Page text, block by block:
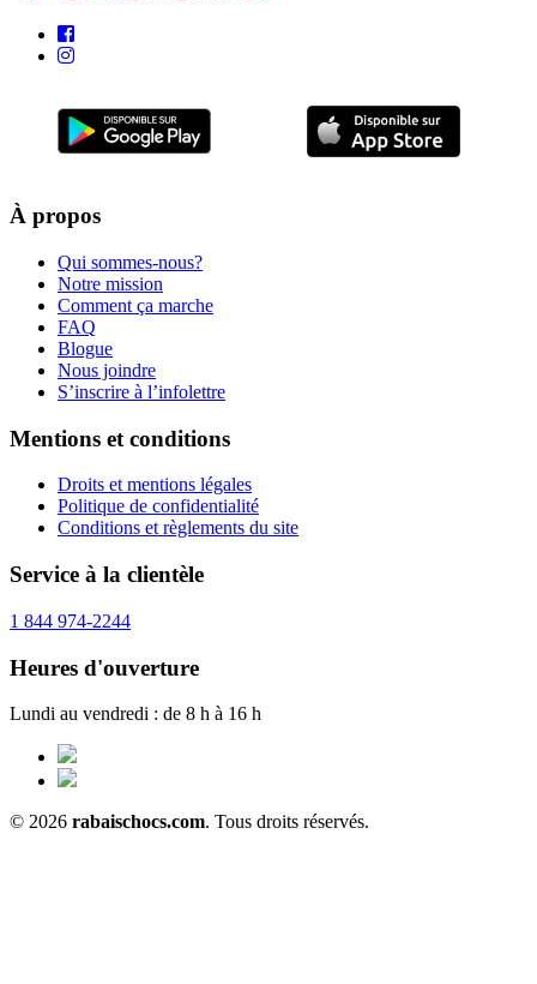
À propos
Qui sommes-nous?
Notre mission
Comment ça marche
FAQ
Blogue
Nous joindre
S’inscrire à l’infolettre
Mentions et conditions
Droits et mentions légales
Politique de confidentialité
Conditions et règlements du site
Service à la clientèle
1 844 974-2244
Heures d'ouverture
Lundi au vendredi : de 8 h à 16 h
© 2026 rabaischocs.com. Tous droits réservés.